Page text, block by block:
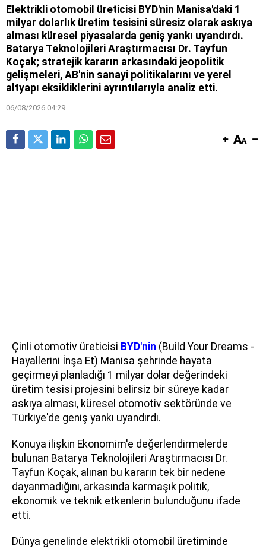
Elektrikli otomobil üreticisi BYD'nin Manisa'daki 1
milyar dolarlık üretim tesisini süresiz olarak askıya
alması küresel piyasalarda geniş yankı uyandırdı.
Batarya Teknolojileri Araştırmacısı Dr. Tayfun
Koçak; stratejik kararın arkasındaki jeopolitik
gelişmeleri, AB'nin sanayi politikalarını ve yerel
altyapı eksikliklerini ayrıntılarıyla analiz etti.
06/08/2026 04:29
Çinli otomotiv üreticisi BYD'nin (Build Your Dreams -
Hayallerini İnşa Et) Manisa şehrinde hayata
geçirmeyi planladığı 1 milyar dolar değerindeki
üretim tesisi projesini belirsiz bir süreye kadar
askıya alması, küresel otomotiv sektöründe ve
Türkiye'de geniş yankı uyandırdı.
Konuya ilişkin Ekonomim'e değerlendirmelerde
bulunan Batarya Teknolojileri Araştırmacısı Dr.
Tayfun Koçak, alınan bu kararın tek bir nedene
dayanmadığını, arkasında karmaşık politik,
ekonomik ve teknik etkenlerin bulunduğunu ifade
etti.
Dünya genelinde elektrikli otomobil üretiminde